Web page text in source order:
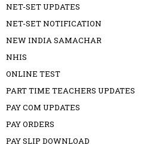
NET-SET UPDATES
NET-SET NOTIFICATION
NEW INDIA SAMACHAR
NHIS
ONLINE TEST
PART TIME TEACHERS UPDATES
PAY COM UPDATES
PAY ORDERS
PAY SLIP DOWNLOAD